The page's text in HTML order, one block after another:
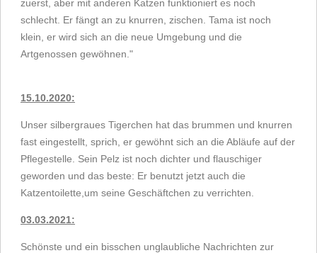
zuerst, aber mit anderen Katzen funktioniert es noch
schlecht. Er fängt an zu knurren, zischen. Tama ist noch
klein, er wird sich an die neue Umgebung und die
Artgenossen gewöhnen."
15.10.2020:
Unser silbergraues Tigerchen hat das brummen und knurren
fast eingestellt , sprich, er gewöhnt sich an die Abläufe auf der
Pflegestelle. Sein Pelz ist noch dichter und flauschiger
geworden und das beste: Er benutzt jetzt auch die
Katzentoilette ,um seine Geschäftchen zu verrichten.
03.03.2021:
Schönste und ein bisschen unglaubliche Nachrichten zur